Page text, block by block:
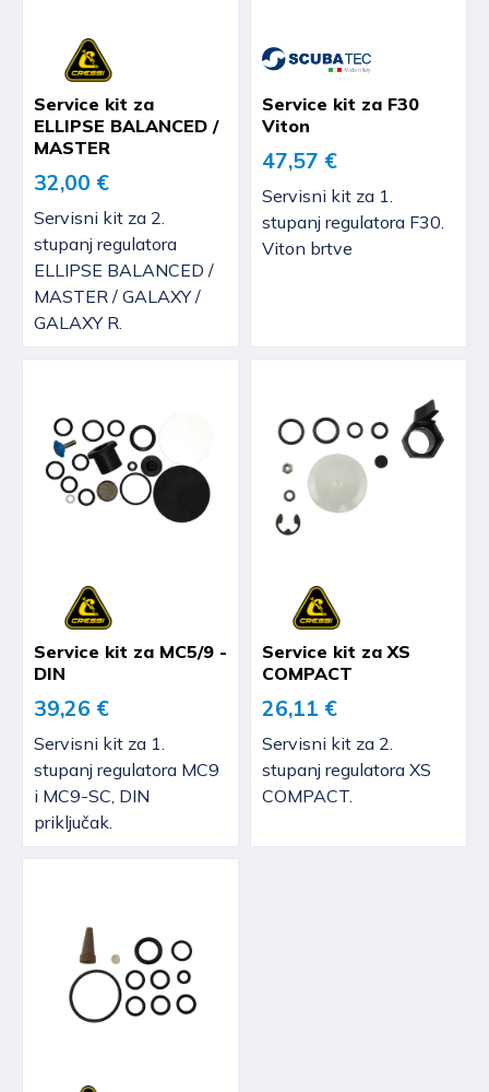
Service kit za
ELLIPSE BALANCED /
MASTER
32,00 €
Servisni kit za 2.
stupanj regulatora
ELLIPSE BALANCED /
MASTER / GALAXY /
GALAXY R.
Service kit za F30
Viton
47,57 €
Servisni kit za 1.
stupanj regulatora F30.
Viton brtve
Service kit za MC5/9 -
DIN
39,26 €
Servisni kit za 1.
stupanj regulatora MC9
i MC9-SC, DIN
priključak.
Service kit za XS
COMPACT
26,11 €
Servisni kit za 2.
stupanj regulatora XS
COMPACT.